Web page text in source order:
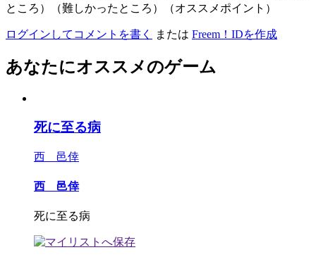
ところ）（難しかったところ）（オススメポイント）
ログインしてコメントを書く または Freem！IDを作成
あなたにオススメのゲーム
死に至る病
西 邑倖
西 邑倖
死に至る病